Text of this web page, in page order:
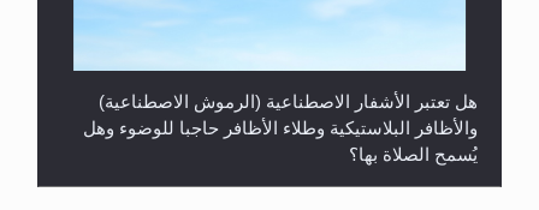
هل تعتبر الأشفار الاصطناعية (الرموش الاصطناعية)
والأظافر البلاستيكية وطلاء الأظافر حاجبا للوضوء وهل
يُسمح الصلاة بها؟